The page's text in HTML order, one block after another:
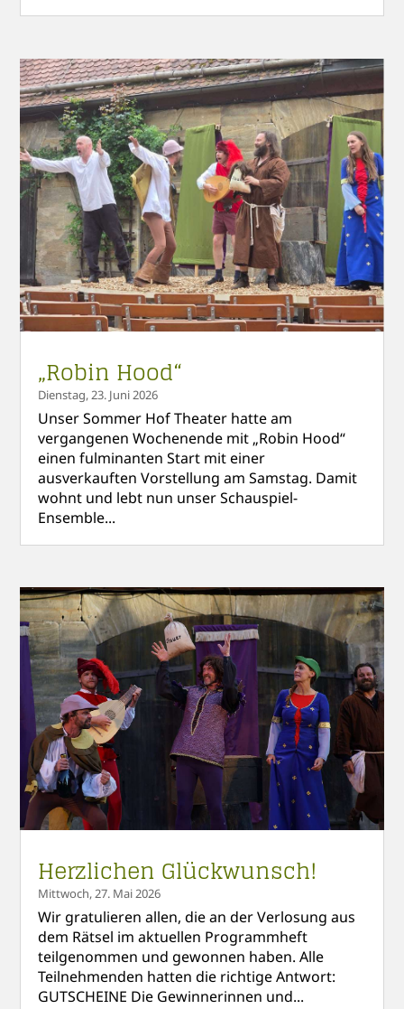
„Robin Hood“
Dienstag, 23. Juni 2026
Unser Sommer Hof Theater hatte am
vergangenen Wochenende mit „Robin Hood“
einen fulminanten Start mit einer
ausverkauften Vorstellung am Samstag. Damit
wohnt und lebt nun unser Schauspiel-
Ensemble...
Herzlichen Glückwunsch!
Mittwoch, 27. Mai 2026
Wir gratulieren allen, die an der Verlosung aus
dem Rätsel im aktuellen Programmheft
teilgenommen und gewonnen haben. Alle
Teilnehmenden hatten die richtige Antwort:
GUTSCHEINE Die Gewinnerinnen und...